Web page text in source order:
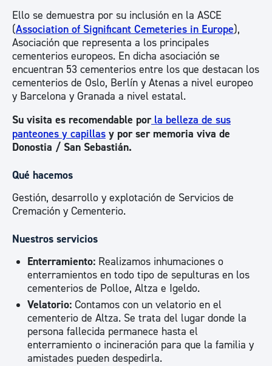
Ello se demuestra por su inclusión en la ASCE
(Association of Significant Cemeteries in Europe),
Asociación que representa a los principales
cementerios europeos. En dicha asociación se
encuentran 53 cementerios entre los que destacan los
cementerios de Oslo, Berlín y Atenas a nivel europeo
y Barcelona y Granada a nivel estatal.
Su visita es recomendable porla belleza de sus
panteones y capillas y por ser memoria viva de
Donostia / San Sebastián.
Qué hacemos
Gestión, desarrollo y explotación de Servicios de
Cremación y Cementerio.
Nuestros servicios
Enterramiento: Realizamos inhumaciones o
enterramientos en todo tipo de sepulturas en los
cementerios de Polloe, Altza e Igeldo.
Velatorio: Contamos con un velatorio en el
cementerio de Altza. Se trata del lugar donde la
persona fallecida permanece hasta el
enterramiento o incineración para que la familia y
amistades pueden despedirla.